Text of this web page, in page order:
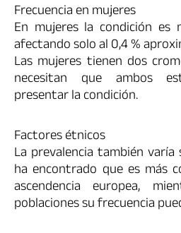
Frecuencia en mujeres
En mujeres la condición es
afectando solo al 0,4 %
Las mujeres tienen dos
necesitan que ambos
presentar la condición.
Factores étnicos
La prevalencia también varía
ha encontrado que es más
ascendencia europea,
poblaciones su frecuencia